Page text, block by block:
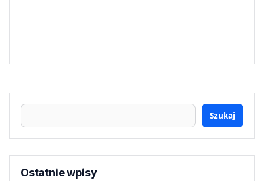
Szukaj
Ostatnie wpisy